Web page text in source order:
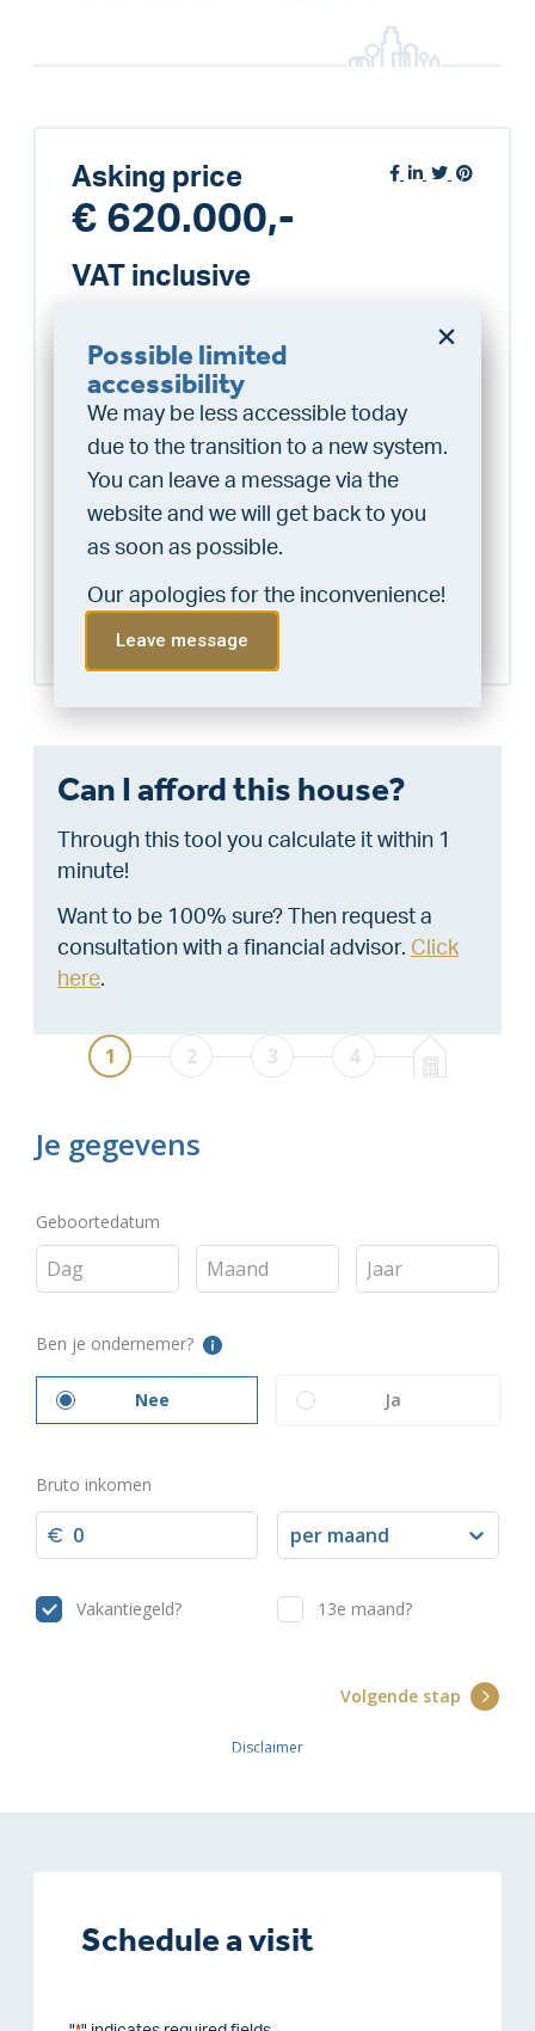
Asking price
€ 620.000,-
VAT inclusive
Interested in this property?
VLIEG Schagen
0224296441
schagen@vlieg.nl
Schedule a visit
Can I afford this house?
Through this tool you calculate it within 1
minute!
Want to be 100% sure? Then request a
consultation with a financial advisor. Click
here.
Schedule a visit
Do you want a better
chance at being assigned a
home?
Do the financing check and get
“priority” allocation. As an exclusive
service, VLIEG Mortgages offers
Do the check!
Possible limited
accessibility
We may be less accessible today
due to the transition to a new system.
You can leave a message via the
website and we will get back to you
as soon as possible.
Our apologies for the inconvenience!
Leave message